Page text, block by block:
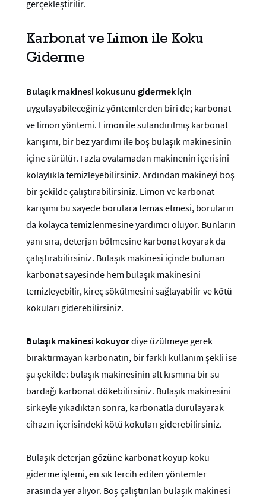
gerçekleştirilir.
Karbonat ve Limon ile Koku
Giderme
Bulaşık makinesi kokusunu gidermek için
uygulayabileceğiniz yöntemlerden biri de; karbonat
ve limon yöntemi. Limon ile sulandırılmış karbonat
karışımı, bir bez yardımı ile boş bulaşık makinesinin
içine sürülür. Fazla ovalamadan makinenin içerisini
kolaylıkla temizleyebilirsiniz. Ardından makineyi boş
bir şekilde çalıştırabilirsiniz. Limon ve karbonat
karışımı bu sayede borulara temas etmesi, boruların
da kolayca temizlenmesine yardımcı oluyor. Bunların
yanı sıra, deterjan bölmesine karbonat koyarak da
çalıştırabilirsiniz. Bulaşık makinesi içinde bulunan
karbonat sayesinde hem bulaşık makinesini
temizleyebilir, kireç sökülmesini sağlayabilir ve kötü
kokuları giderebilirsiniz.
Bulaşık makinesi kokuyordiye üzülmeye gerek
bıraktırmayan karbonatın, bir farklı kullanım şekli ise
şu şekilde: bulaşık makinesinin alt kısmına bir su
bardağı karbonat dökebilirsiniz. Bulaşık makinesini
sirkeyle yıkadıktan sonra, karbonatla durulayarak
cihazın içerisindeki kötü kokuları giderebilirsiniz.
Bulaşık deterjan gözüne karbonat koyup koku
giderme işlemi, en sık tercih edilen yöntemler
arasında yer alıyor. Boş çalıştırılan bulaşık makinesi